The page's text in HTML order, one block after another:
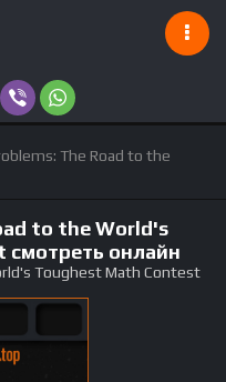
The Road to the
to the World's
онлайн
Toughest Math Contest